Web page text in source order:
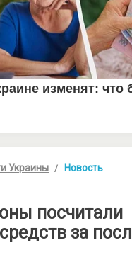
Украины Новость
посчитали
за